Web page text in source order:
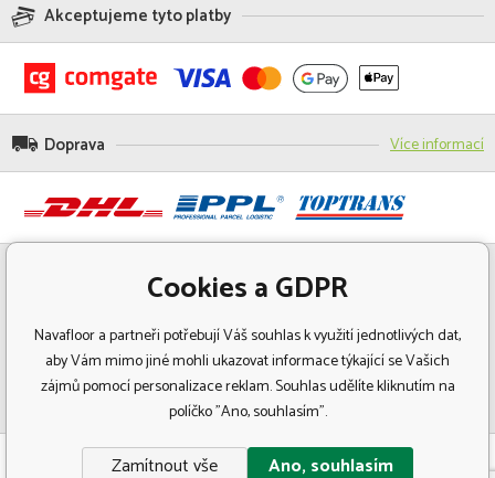
Akceptujeme tyto platby
Doprava Více informací
© Copyright 2018 Navafloor - Specializovaný prodej podlahových krytin.
Cookies a GDPR
Navafloor a partneři potřebují Váš souhlas k využití jednotlivých dat,
aby Vám mimo jiné mohli ukazovat informace týkající se Vašich
zájmů pomocí personalizace reklam. Souhlas udělíte kliknutím na
políčko "Ano, souhlasím".
Zamítnout vše Ano, souhlasím